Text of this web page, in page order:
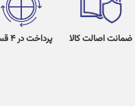
ضمانت اصالت کالا پرداخت در 4 قسط